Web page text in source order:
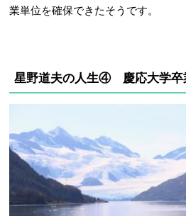
業単位を確保できたそうです。
星野道夫の人生④ 慶応大学